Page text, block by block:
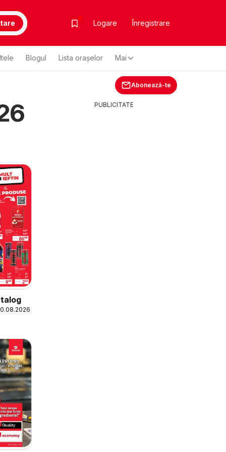
Logare Înregistrare
Blogul Lista oraşelor Mai
Abonează-te
PUBLICITATE